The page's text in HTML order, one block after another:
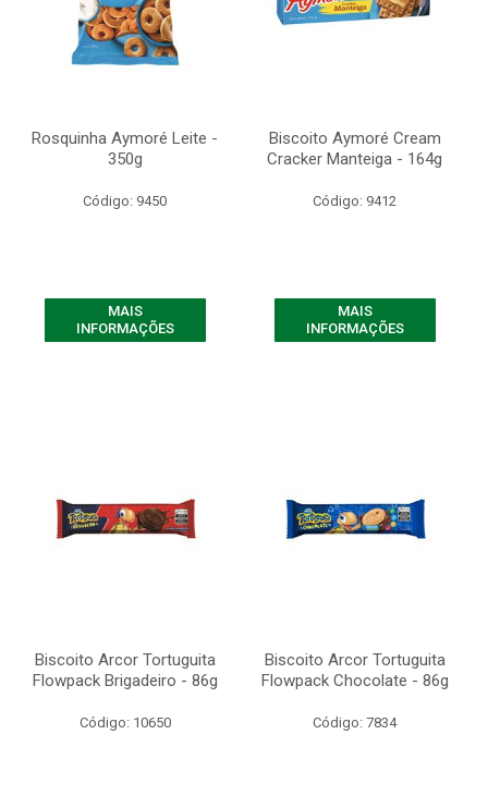
Rosquinha Aymoré Leite -
350g
Código: 9450
MAIS
INFORMAÇÕES
Biscoito Aymoré Cream
Cracker Manteiga - 164g
Código: 9412
MAIS
INFORMAÇÕES
Biscoito Arcor Tortuguita
Flowpack Brigadeiro - 86g
Código: 10650
Biscoito Arcor Tortuguita
Flowpack Chocolate - 86g
Código: 7834